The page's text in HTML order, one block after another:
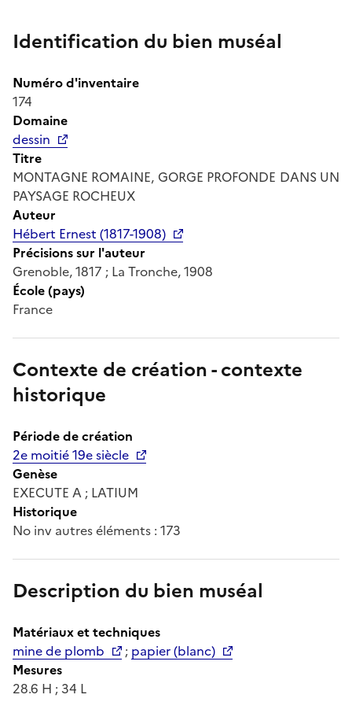
Identification du bien muséal
Numéro d'inventaire
174
Domaine
dessin
Titre
MONTAGNE ROMAINE, GORGE PROFONDE DANS UN
PAYSAGE ROCHEUX
Auteur
Hébert Ernest (1817-1908)
Précisions sur l'auteur
Grenoble, 1817 ; La Tronche, 1908
École (pays)
France
Contexte de création - contexte
historique
Période de création
2e moitié 19e siècle
Genèse
EXECUTE A ; LATIUM
Historique
No inv autres éléments : 173
Description du bien muséal
Matériaux et techniques
mine de plomb
; papier (blanc)
Mesures
28.6 H ; 34 L